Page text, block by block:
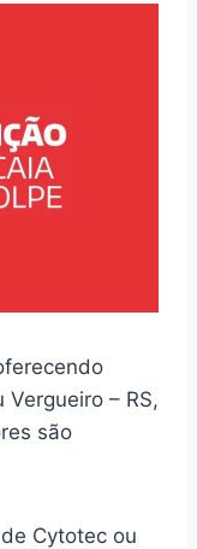
– RS,
são
Cytotec ou